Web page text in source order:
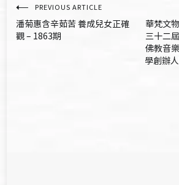
文
章
PREVIOUS ARTICLE
潘菊惠含辛茹苦 養成兒女正確
觀 – 1863期
華梵文
三十二
佛教音
學創辦